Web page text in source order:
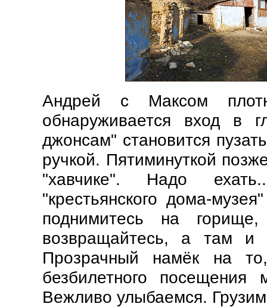
Андрей с Максом
обнаруживается вход в
джонсам" становится
ручкой. Пятиминуткой
"хавчике". Надо
"крестьянского дома-
поднимитесь на
возвращайтесь, а там и
Прозрачный намёк на
безбилетного посещения
Вежливо улыбаемся.